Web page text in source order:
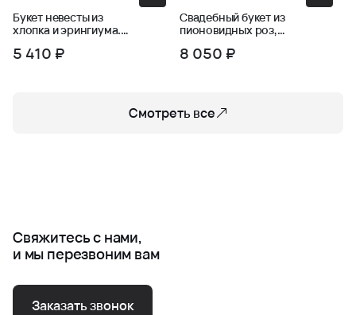
Букет невесты из
хлопка и эрингиума.
5 410 ₽
Свадебный букет из
пионовидных роз,
8 050 ₽
Смотреть все
Свяжитесь с нами,
и мы перезвоним вам
Заказать звонок